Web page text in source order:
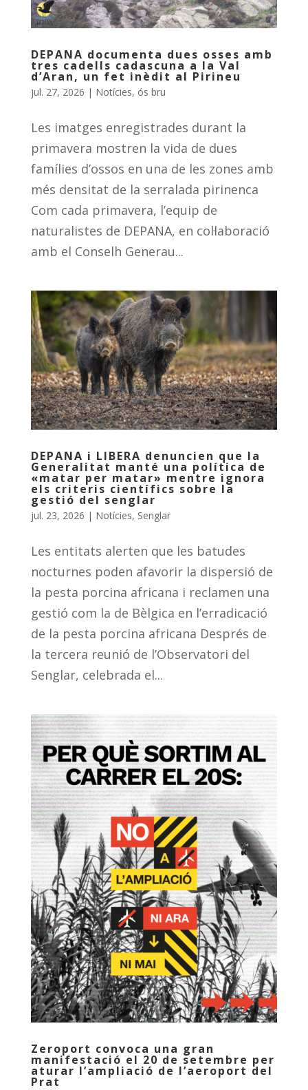
DEPANA documenta dues osses amb
tres cadells cadascuna a la Val
d’Aran, un fet inèdit al Pirineu
jul. 27, 2026 | Notícies, ós bru
Les imatges enregistrades durant la
primavera mostren la vida de dues
famílies d’ossos en una de les zones amb
més densitat de la serralada pirinenca
Com cada primavera, l’equip de
naturalistes de DEPANA, en col·laboració
amb el Conselh Generau...
DEPANA i LIBERA denuncien que la
Generalitat manté una política de
«matar per matar» mentre ignora
els criteris científics sobre la
gestió del senglar
jul. 23, 2026 | Notícies, Senglar
Les entitats alerten que les batudes
nocturnes poden afavorir la dispersió de
la pesta porcina africana i reclamen una
gestió com la de Bèlgica en l’erradicació
de la pesta porcina africana Després de
la tercera reunió de l’Observatori del
Senglar, celebrada el...
Zeroport convoca una gran
manifestació el 20 de setembre per
aturar l’ampliació de l’aeroport del
Prat